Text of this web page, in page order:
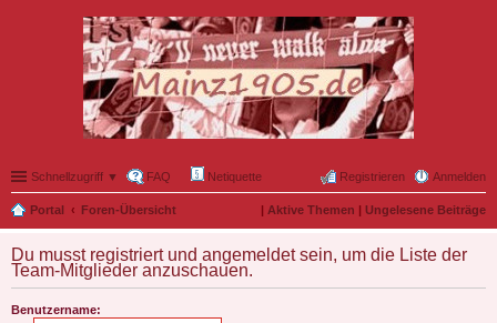
Schnellzugriff ▼ FAQ Netiquette Anmelden
Registrieren
Portal Foren-Übersicht | Aktive Themen | Ungelesene Beiträge
Du musst registriert und angemeldet sein, um die Liste der
Team-Mitglieder anzuschauen.
Benutzername: